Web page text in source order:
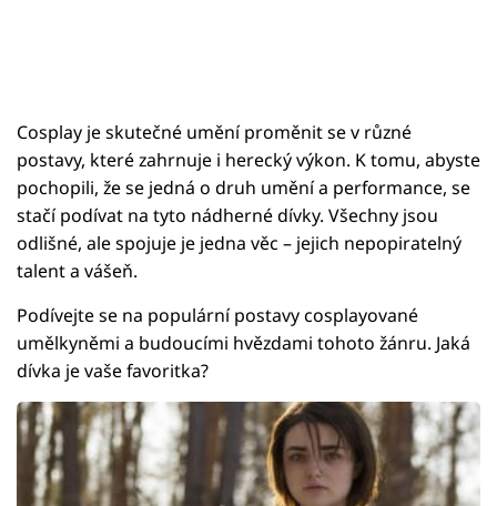
Cosplay je skutečné umění proměnit se v různé
postavy, které zahrnuje i herecký výkon. K tomu, abyste
pochopili, že se jedná o druh umění a performance, se
stačí podívat na tyto nádherné dívky. Všechny jsou
odlišné, ale spojuje je jedna věc – jejich nepopiratelný
talent a vášeň.
Podívejte se na populární postavy cosplayované
umělkyněmi a budoucími hvězdami tohoto žánru. Jaká
dívka je vaše favoritka?